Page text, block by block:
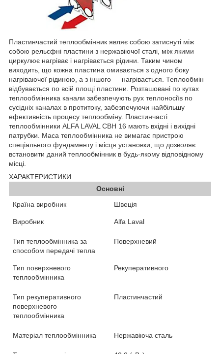
Пластинчастий теплообмінник являє собою затиснуті між
собою рельєфні пластини з нержавіючої сталі, між якими
циркулює нагріває і нагрівається рідини. Таким чином
виходить, що кожна пластина омивається з одного боку
нагріваючої рідиною, а з іншого ― нагрівається. Теплообмін
відбувається по всій площі пластини. Розташовані по кутах
теплообмінника канали забезпечують рух теплоносіїв по
сусідніх каналах в протитоку, забезпечуючи найбільшу
ефективність процесу теплообміну. Пластинчасті
теплообмінники ALFA LAVAL СВН 16 мають вхідні і вихідні
патрубки. Маса теплообмінника не вимагає пристрою
спеціального фундаменту і місця установки, що дозволяє
встановити даний теплообмінник в будь-якому відповідному
місці.
ХАРАКТЕРИСТИКИ
Основні
Країна виробник
Швеція
Виробник Alfa Laval
Тип теплообмінника за
способом передачі тепла
Поверхневий
Тип поверхневого
теплообмінника
Рекуперативного
Тип рекуперативного
поверхневого
теплообмінника
Пластинчастий
Матеріал теплообмінника Нержавіюча сталь